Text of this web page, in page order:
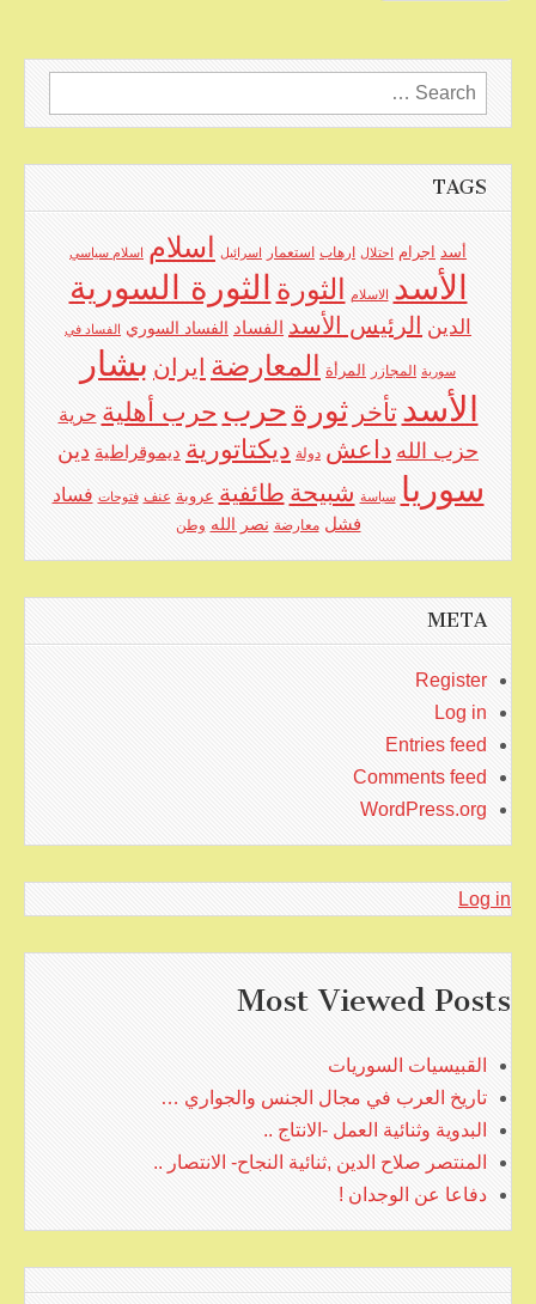
Search
for:
TAGS
أسد اجرام احتلال ارهاب استعمار اسرائيل اسلام اسلام سياسي
الأسد الاسلام الثورة الثورة السورية
الدين الرئيس الأسد الفساد الفساد السوري الفساد في
سورية المجازر المرأة المعارضة ايران بشار
الأسد تأخر ثورة حرب حرب أهلية حرية
حزب الله داعش دولة ديكتاتورية ديموقراطية دين
سوريا سياسة شبيحة طائفية عروبة عنف فتوحات فساد
فشل معارضة نصر الله وطن
META
Register
Log in
Entries feed
Comments feed
WordPress.org
Log in
Most Viewed Posts
القبيسيات السوريات
تاريخ العرب في مجال الجنس والجواري …
البدوية وثنائية العمل -الانتاج ..
المنتصر صلاح الدين ,ثنائية النجاح- الانتصار ..
دفاعا عن الوجدان !